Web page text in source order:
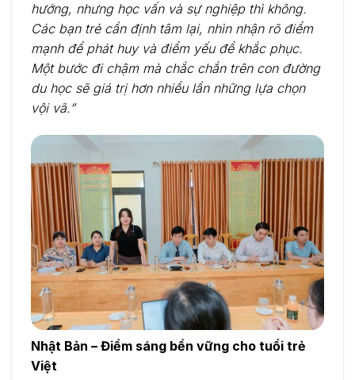
hướng, nhưng học vấn và sự nghiệp thì không.
Các bạn trẻ cần định tâm lại, nhìn nhận rõ điểm
mạnh để phát huy và điểm yếu để khắc phục.
Một bước đi chậm mà chắc chắn trên con đường
du học sẽ giá trị hơn nhiều lần những lựa chọn
vội vã.”
Nhật Bản – Điểm sáng bền vững cho tuổi trẻ
Việt